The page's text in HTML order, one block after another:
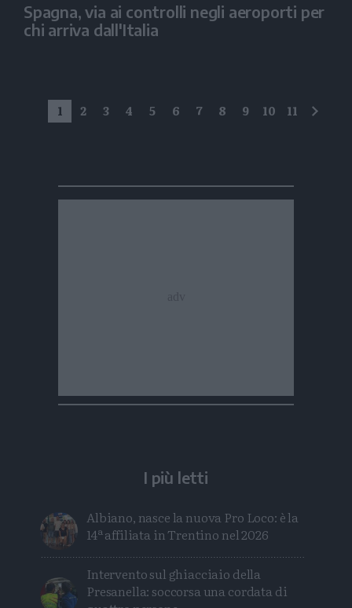
Spagna, via ai controlli negli aeroporti per
chi arriva dall'Italia
1 2 3 4 5 6 7 8 9 10 11
I più letti
Albiano, nasce la nuova Pro Loco: è la
14ª affiliata in Trentino nel 2026
Intervento sul ghiacciaio della
Presanella: soccorsa una cordata di